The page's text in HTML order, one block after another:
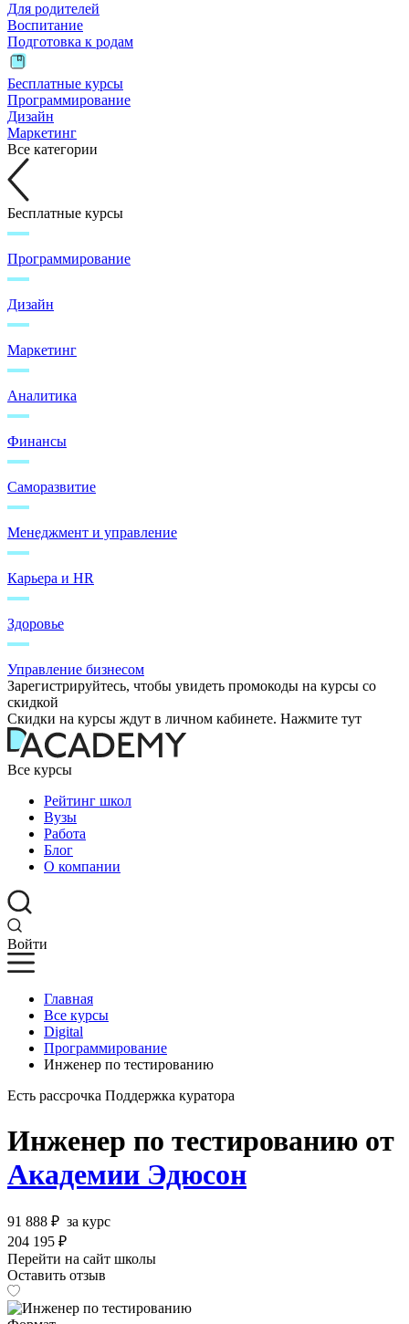
Для родителей
Воспитание
Подготовка к родам
Бесплатные курсы
Программирование
Дизайн
Маркетинг
Все категории
Бесплатные курсы
Программирование
Дизайн
Маркетинг
Аналитика
Финансы
Саморазвитие
Менеджмент и управление
Карьера и HR
Здоровье
Управление бизнесом
Зарегистрируйтесь, чтобы увидеть промокоды на курсы со
скидкой
Скидки на курсы ждут в личном кабинете. Нажмите тут
Все курсы
Рейтинг школ
Вузы
Работа
Блог
О компании
Войти
Главная
Все курсы
Digital
Программирование
Инженер по тестированию
Есть рассрочка Поддержка куратора
Инженер по тестированию от
Академии Эдюсон
91 888 ₽ за курс
204 195 ₽
Перейти на сайт школы
Оставить отзыв